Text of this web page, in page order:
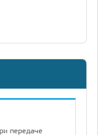
передаче